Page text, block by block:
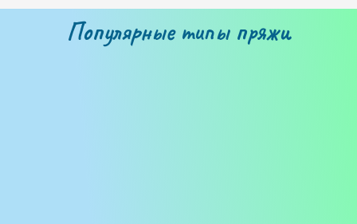
Популярные типы пряжи